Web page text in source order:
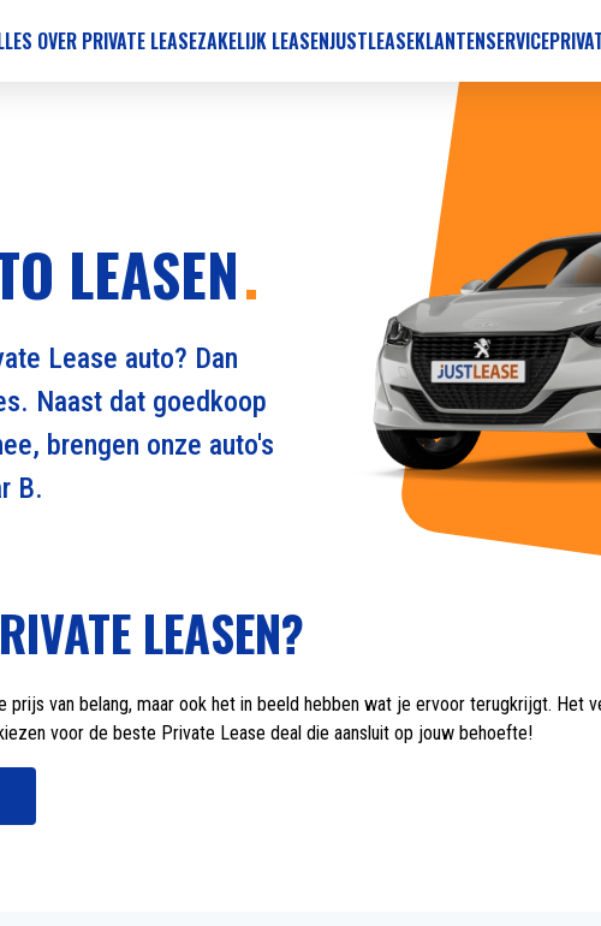
OVER PRIVATE LEASEZAKELIJK LEASENJUSTLEASEKLANTENSERVICE
LEASEN
Lease auto? Dan
Naast dat goedkoop
brengen onze auto's
B.
LEASEN?
van belang, maar ook het in beeld hebben wat je ervoor terugkrijgt. Het
voor de beste Private Lease deal die aansluit op jouw behoefte!